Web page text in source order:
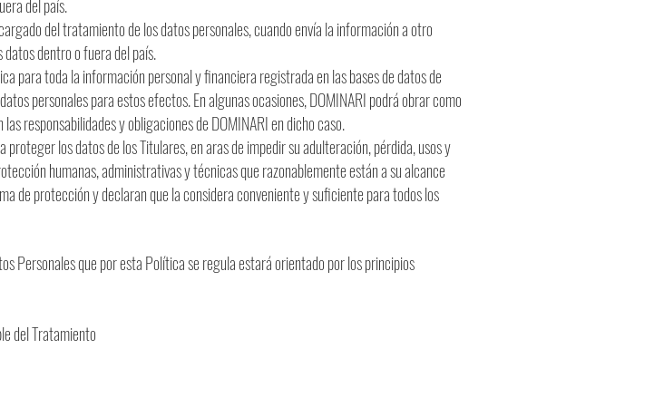
del país.
del tratamiento de los datos personales, cuando envía la información a otro
dentro o fuera del país.
para toda la información personal y financiera registrada en las bases de datos de
personales para estos efectos. En algunas ocasiones, DOMINARI podrá obrar como
responsabilidades y obligaciones de DOMINARI en dicho caso.
los datos de los Titulares, en aras de impedir su adulteración, pérdida, usos y
humanas, administrativas y técnicas que razonablemente están a su alcance
de protección y declaran que la considera conveniente y suficiente para todos los
Personales que por esta Política se regula estará orientado por los principios
del Tratamiento